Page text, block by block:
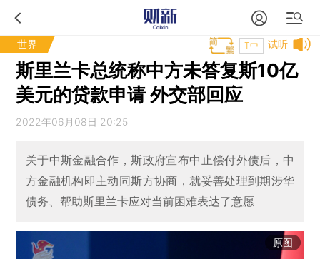
世界 试听
T中
斯里兰卡总统称中方未答复斯10亿
美元的贷款申请 外交部回应
2022年06月08日 20:25
关于中斯金融合作，斯政府宣布中止偿付外债后，中
方金融机构即主动同斯方协商，就妥善处理到期涉华
债务、帮助斯里兰卡应对当前困难表达了意愿
原图